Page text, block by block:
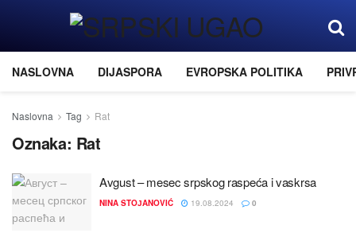
NASLOVNA DIJASPORA EVROPSKA POLITIKA
Naslovna Tag Rat
Oznaka: Rat
Avgust – mesec srpskog raspeća i vaskrsa
NINA STOЈANOVIĆ 19.08.2024 0